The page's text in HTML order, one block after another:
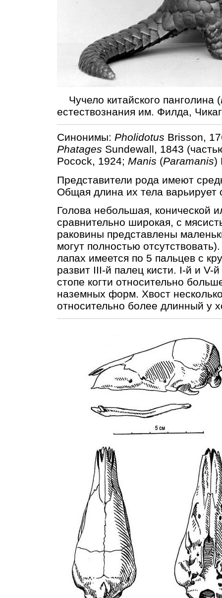
Чучело китайского панголина (
естествознания им. Филда,
Синонимы: Pholidotus Brisson,
Phatages Sundewall, 1843
Pocock, 1924; Manis (Paramanis)
Представители рода имеют
Общая длина их тела
Голова небольшая,
сравнительно широкая, с
раковины представлены
могут полностью
лапах имеется по 5 пальцев с
развит III-й палец кисти. I-й и
стопе когти относительно
наземных форм. Хвост
относительно более длинный